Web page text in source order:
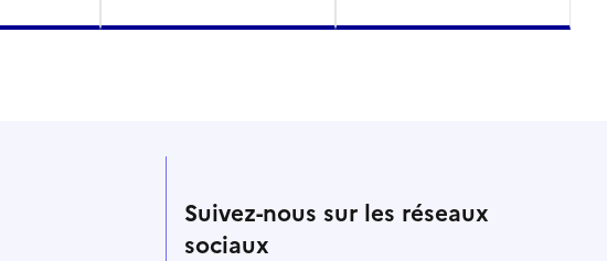
Suivez-nous sur les réseaux
sociaux